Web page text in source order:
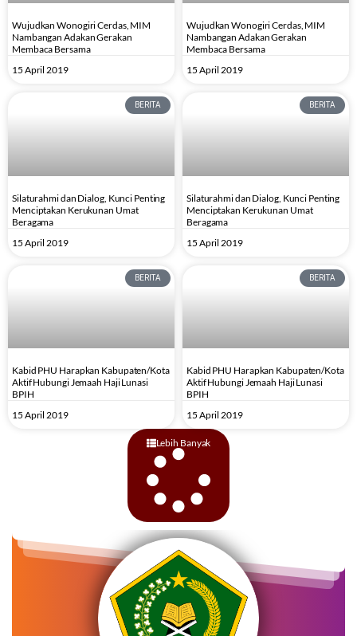
Wujudkan Wonogiri Cerdas, MIM
Nambangan Adakan Gerakan
Membaca Bersama
15 April 2019
Wujudkan Wonogiri Cerdas, MIM
Nambangan Adakan Gerakan
Membaca Bersama
15 April 2019
BERITA
Silaturahmi dan Dialog, Kunci Penting
Menciptakan Kerukunan Umat
Beragama
15 April 2019
BERITA
Silaturahmi dan Dialog, Kunci Penting
Menciptakan Kerukunan Umat
Beragama
15 April 2019
BERITA
Kabid PHU Harapkan Kabupaten/Kota
Aktif Hubungi Jemaah Haji Lunasi
BPIH
15 April 2019
BERITA
Kabid PHU Harapkan Kabupaten/Kota
Aktif Hubungi Jemaah Haji Lunasi
BPIH
15 April 2019
Lebih Banyak